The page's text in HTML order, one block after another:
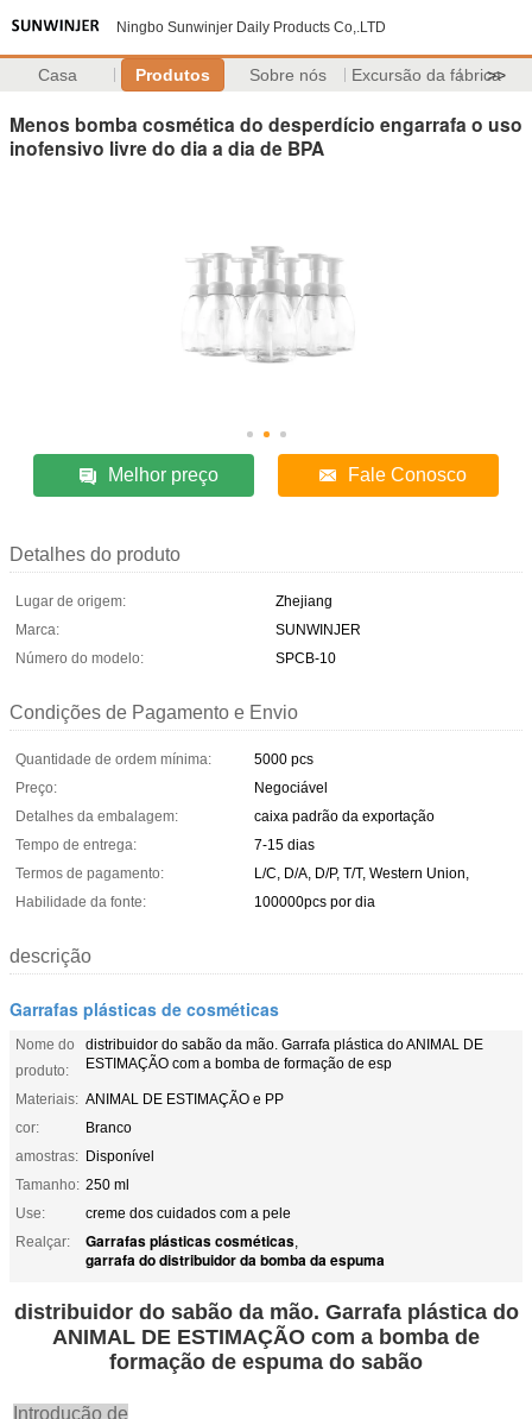
Ningbo Sunwinjer Daily Products Co,.LTD
Casa Produtos Sobre nós Excursão da fábrica
>>
Menos bomba cosmética do desperdício engarrafa o uso
inofensivo livre do dia a dia de BPA
Melhor preço Fale Conosco
Detalhes do produto
Lugar de origem:
Zhejiang
Marca:
SUNWINJER
Número do modelo:
SPCB-10
Condições de Pagamento e Envio
Quantidade de ordem mínima:
5000 pcs
Preço:
Negociável
Detalhes da embalagem:
caixa padrão da exportação
Tempo de entrega:
7-15 dias
Termos de pagamento:
L/C, D/A, D/P, T/T, Western Union,
Habilidade da fonte:
100000pcs por dia
descrição
Garrafas plásticas de cosméticas
Nome do
produto:
distribuidor do sabão da mão. Garrafa plástica do ANIMAL DE
ESTIMAÇÃO com a bomba de formação de esp
Materiais: ANIMAL DE ESTIMAÇÃO e PP
cor:
Branco
amostras: Disponível
Tamanho: 250 ml
Use:
creme dos cuidados com a pele
Realçar:
Garrafas plásticas cosméticas,
garrafa do distribuidor da bomba da espuma
distribuidor do sabão da mão. Garrafa plástica do
ANIMAL DE ESTIMAÇÃO com a bomba de
formação de espuma do sabão
Introdução de